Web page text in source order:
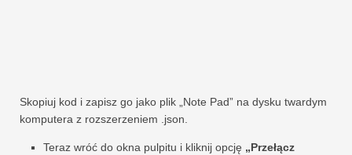
Skopiuj kod i zapisz go jako plik „Note Pad” na dysku twardym
komputera z rozszerzeniem .json.
Teraz wróć do okna pulpitu i kliknij opcję „Przełącz